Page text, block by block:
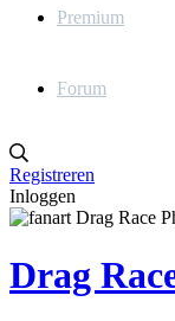
Premium
Forum
Registreren
Inloggen
Drag